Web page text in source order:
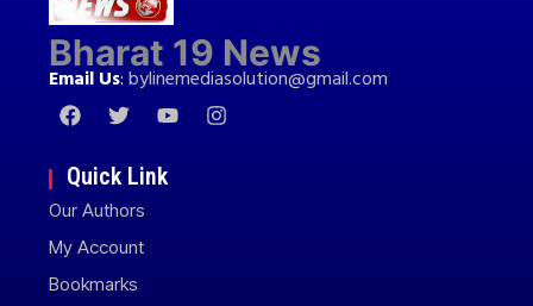
Bharat 19 News
Email Us:bylinemediasolution@gmail.com
Quick Link
Our Authors
My Account
Bookmarks